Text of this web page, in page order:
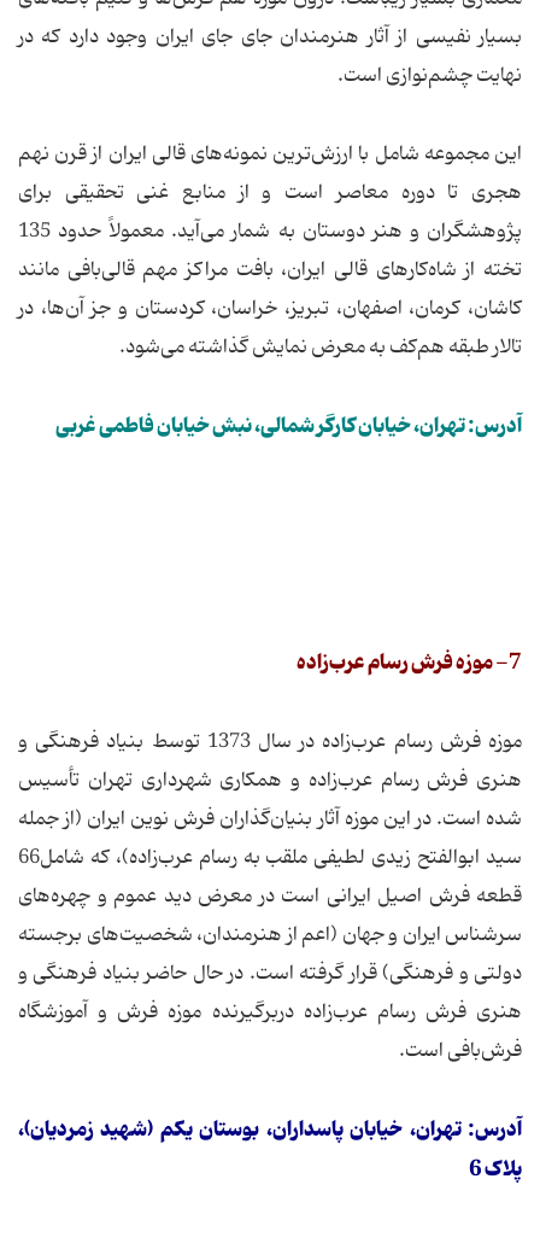
بسیار نفیسی از آثار هنرمندان جای جای‌ ایران وجود دارد که در
نهایت چشم‌نوازی است.
این مجموعه شامل با ارزش‌ترین نمونه‌های قالی ایران از قرن نهم
هجری تا دوره معاصر است و از منابع غنی تحقیقی برای
پژوهشگران و هنر دوستان به شمار می‌آید. معمولاً حدود 135
تخته از شاه‌كارهای قالی ایران‌، بافت مراكز مهم قالی‌بافی مانند
كاشان‌، كرمان‌، اصفهان‌، تبریز، خراسان‌، كردستان و جز آن‌ها، در
تالار طبقه هم‌كف به معرض نمایش گذاشته می‌شود.
آدرس: تهران، خیابان کارگر شمالی، نبش خیابان فاطمی غربی
7- موزه فرش رسام عرب‌زاده
موزه فرش رسام عرب‌زاده در سال 1373 توسط بنیاد فرهنگی و
هنری فرش رسام عرب‌زاده و همکاری شهرداری تهران تأسیس
شده است. در این موزه آثار بنیان‌گذاران فرش نوین ایران (از جمله
سید ابوالفتح زیدی لطیفی ملقب به رسام عرب‌زاده)، که شامل66
قطعه فرش اصیل ایرانی است در معرض دید عموم و چهره‌های
سرشناس ایران و جهان (اعم از هنرمندان، شخصیت‌های برجسته
دولتی و فرهنگی) قرار گرفته است. در حال حاضر بنیاد فرهنگی و
هنری فرش رسام عرب‌زاده دربرگیرنده موزه فرش و آموزشگاه
فرش‌بافی است.
آدرس: تهران، خیابان پاسداران، بوستان یکم (شهید زمردیان)،
پلاک 6